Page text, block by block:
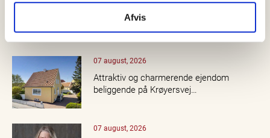
Afvis
07 august, 2026
Attraktiv og charmerende ejendom
beliggende på Krøyersvej…
07 august, 2026